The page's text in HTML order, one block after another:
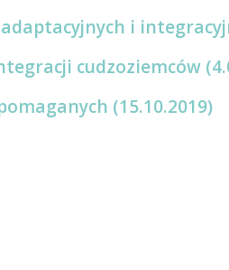
i
cudzoziemców
(15.10.2019)